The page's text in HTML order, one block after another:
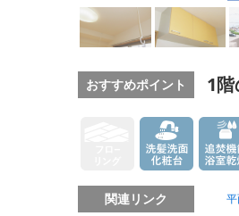
おすすめポイント 1
関連リンク